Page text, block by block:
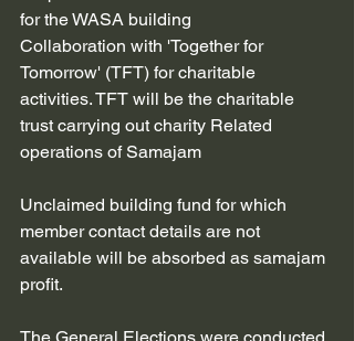
for the WASA building
Collaboration with 'Together for
Tomorrow' (TFT) for charitable
activities. TFT will be the charitable
trust carrying out charity Related
operations of Samajam
Unclaimed building fund for which
member contact details are not
available will be absorbed as samajam
profit.